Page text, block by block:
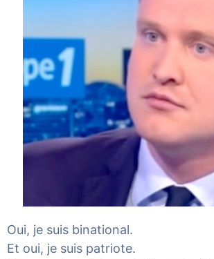
Oui, je suis binational.
Et oui, je suis patriote.